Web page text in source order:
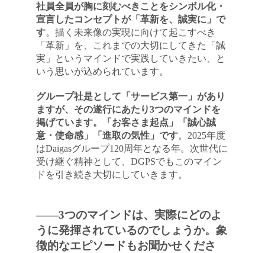
社員全員が胸に刻むべきことをシンボル化・
宣言したコンセプトが「革新を、誠実に」で
す。描く未来像の実現に向けて起こすべき
「革新」を、これまでの大切にしてきた「誠
実」というマインドで実践していきたい、と
いう思いが込められています。
グループ社是として「サービス第一」があり
ますが、その遂行にあたり3つのマインドを
掲げています。「お客さま起点」「誠心誠
意・使命感」「進取の気性」です。2025年度
はDaigasグループ120周年となる年。次世代に
受け継ぐ精神として、DGPSでもこのマイン
ドを引き続き大切にしていきます。
――3つのマインドは、実際にどのよ
うに発揮されているのでしょうか。象
徴的なエピソードもお聞かせくださ